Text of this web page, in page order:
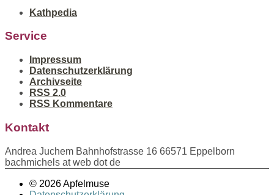
Kathpedia
Service
Impressum
Datenschutzerklärung
Archivseite
RSS 2.0
RSS Kommentare
Kontakt
Andrea Juchem Bahnhofstrasse 16 66571 Eppelborn
bachmichels at web dot de
© 2026 Apfelmuse